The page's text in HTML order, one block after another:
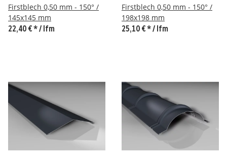
Firstblech 0,50 mm - 150° /
145x145 mm
22,40 €*/ lfm
Firstblech 0,50 mm - 150° /
198x198 mm
25,10 €*/ lfm